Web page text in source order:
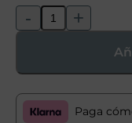
- +
Paga